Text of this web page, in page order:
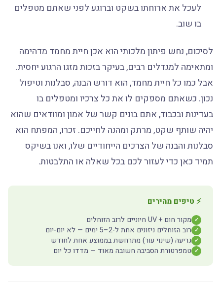
לעכל את ארוחתו בשקט וברוגע לפני שאתם מטפלים
בו שוב.
לסיכום, נחש פיתון מלכותי הוא אכן חיית מחמד מדהימה
ומתאימה למגדלים רבים, בעיקר בזכות מזגו הרגוע יחסית.
אבל כמו כל חיית מחמד, הוא דורש הבנה, סבלנות וטיפול
נכון. כשאתם מספקים לו את כל צרכיו ומטפלים בו
בעדינות ובכבוד, אתם בונים קשר של אמון ומוודאים שהוא
יהיה שותף שקט, מרתק ומהנה לחייכם. זכרו, המפתח הוא
סבלנות והבנה של הצרכים הייחודיים שלו, ואנו בשיקס
תמיד כאן כדי לעזור לכם בכל שאלה או התלבטות.
⚡ טיפים מהירים
✓ מקור חום + UV חיוניים לרוב הזוחלים
✓ רוב הזוחלים ניזונים אחת ל-2–5 ימים — לא יום-יום
✓ גריעה (שינוי עור) מתרחשת בממוצע אחת לחודש
✓ טמפרטורת הסביבה חשובה מאוד — מדדו כל יום